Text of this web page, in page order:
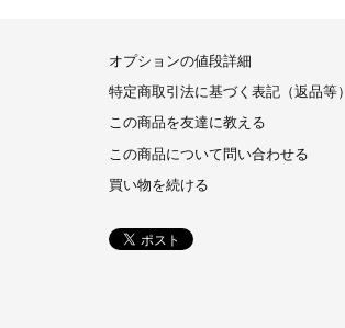
オプションの値段詳細
特定商取引法に基づく表記（返品等）
この商品を友達に教える
この商品について問い合わせる
買い物を続ける